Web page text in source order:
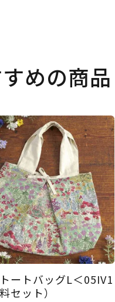
めの商品
ートバッグL＜05IV1
セット）